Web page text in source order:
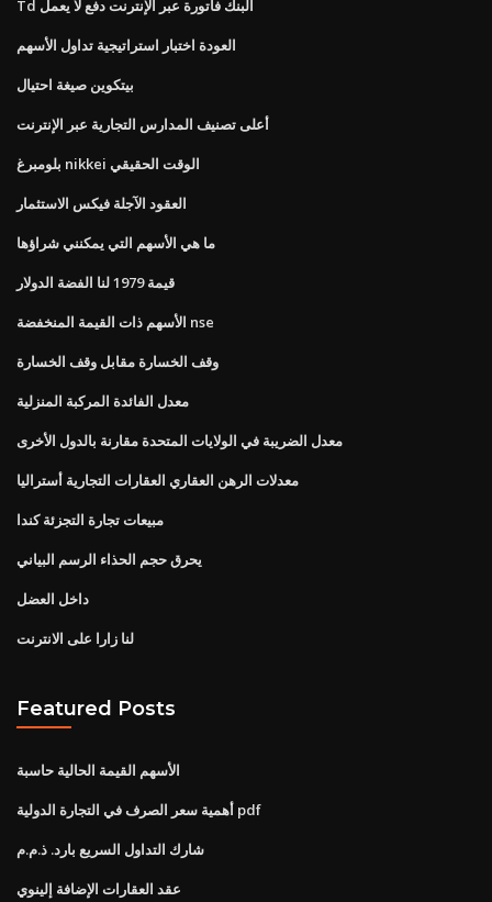
Td البنك فاتورة عبر الإنترنت دفع لا يعمل
العودة اختبار استراتيجية تداول الأسهم
بيتكوين صيغة احتيال
أعلى تصنيف المدارس التجارية عبر الإنترنت
بلومبرغ nikkei الوقت الحقيقي
العقود الآجلة فيكس الاستثمار
ما هي الأسهم التي يمكنني شراؤها
قيمة 1979 لنا الفضة الدولار
الأسهم ذات القيمة المنخفضة nse
وقف الخسارة مقابل وقف الخسارة
معدل الفائدة المركبة المنزلية
معدل الضريبة في الولايات المتحدة مقارنة بالدول الأخرى
معدلات الرهن العقاري العقارات التجارية أستراليا
مبيعات تجارة التجزئة كندا
يحرق حجم الحذاء الرسم البياني
داخل العضل
لنا زارا على الانترنت
Featured Posts
الأسهم القيمة الحالية حاسبة
أهمية سعر الصرف في التجارة الدولية pdf
شارك التداول السريع بارد. ذ.م.م
عقد العقارات الإضافة إلينوي